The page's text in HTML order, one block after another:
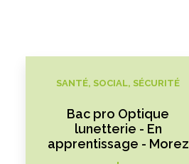
SANTÉ, SOCIAL, SÉCURITÉ
Bac pro Optique
lunetterie - En
apprentissage - Morez